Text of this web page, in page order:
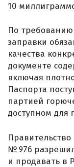
10
По требованию
заправки
качества
документе
включая
Паспорта
партией
доступном для
№ 976
и продавать в